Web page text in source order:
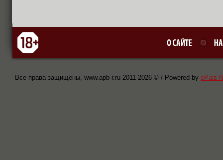
Все права защищены, www.apb-r.ru 2011-2026 © / Powered by sPaiz-